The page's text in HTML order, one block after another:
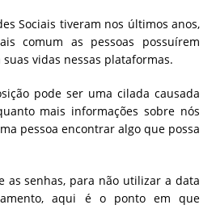
Sociais tiveram nos últimos anos,
comum as pessoas possuírem
vidas nessas plataformas.
pode ser uma cilada causada
mais informações sobre nós
pessoa encontrar algo que possa
as senhas, para não utilizar a data
aqui é o ponto em que